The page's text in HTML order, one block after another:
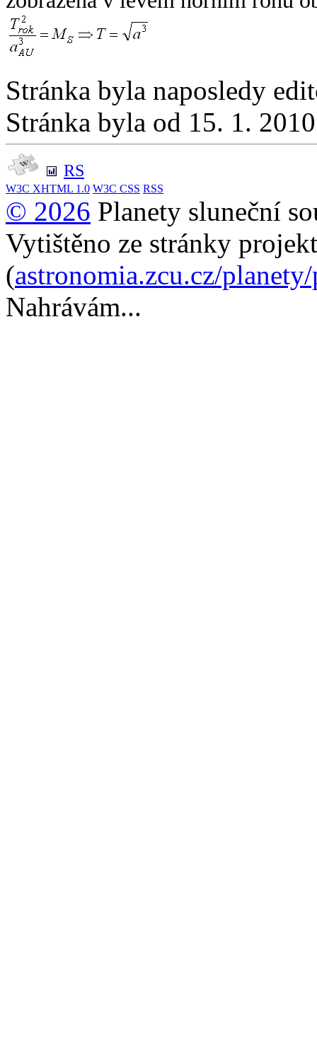
Stránka byla naposledy
Stránka byla od 15. 1.
RS
W3C XHTML 1.0 W3C CSS RSS
© 2026 Planety sluneční
Vytištěno ze stránky
(astronomia.zcu.cz/
Nahrávám...